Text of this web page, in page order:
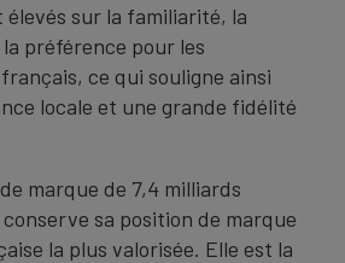
sur la familiarité, la
préférence pour les
ce qui souligne ainsi
locale et une grande fidélité
marque de 7,4 milliards
conserve sa position de marque
la plus valorisée. Elle est la